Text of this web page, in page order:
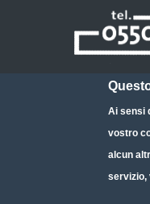
Posta
Ai sensi
vostro
alcun
servizio,